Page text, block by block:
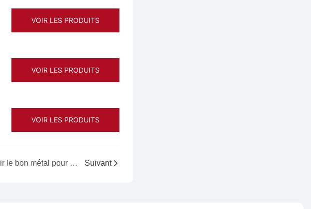
VOIR LES PRODUITS
VOIR LES PRODUITS
VOIR LES PRODUITS
Acier vs. Aluminium: Choisir le bon métal pour votre projet Suivant